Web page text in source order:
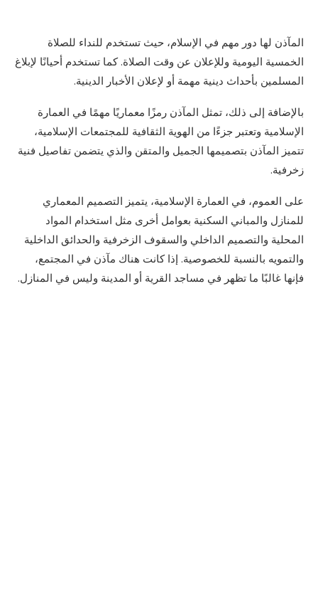
المآذن لها دور مهم في الإسلام، حيث تستخدم للنداء للصلاة
الخمسية اليومية وللإعلان عن وقت الصلاة. كما تستخدم أحيانًا لإبلاغ
المسلمين بأحداث دينية مهمة أو لإعلان الأخبار الدينية.
بالإضافة إلى ذلك، تمثل المآذن رمزًا معماريًا مهمًا في العمارة
الإسلامية وتعتبر جزءًا من الهوية الثقافية للمجتمعات الإسلامية،
تتميز المآذن بتصميمها الجميل والمتقن والذي يتضمن تفاصيل فنية
زخرفية.
على العموم، في العمارة الإسلامية، يتميز التصميم المعماري
للمنازل والمباني السكنية بعوامل أخرى مثل استخدام المواد
المحلية والتصميم الداخلي والسقوف الزخرفية والحدائق الداخلية
والتمويه بالنسبة للخصوصية. إذا كانت هناك مآذن في المجتمع،
فإنها غالبًا ما تظهر في مساجد القرية أو المدينة وليس في المنازل.